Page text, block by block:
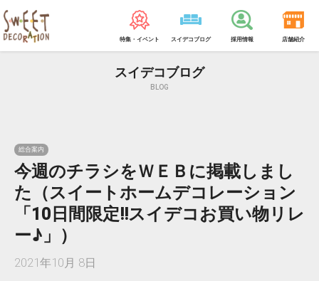
特集・イベント スイデコブログ 採用情報 店舗紹介
スイデコブログ
BLOG
総合案内
今週のチラシをＷＥＢに掲載しまし
た（スイートホームデコレーション
「10日間限定!!スイデコお買い物リレ
ー♪」）
2021年10月 8日